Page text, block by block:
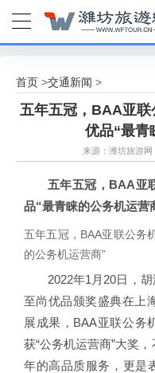
首页 >交通新闻 >
五年五冠，BAA亚联
优品“最青
来源：潍坊旅游网
五年五冠，BAA亚
品“最青睐的公务机运营
五年五冠，BAA亚联公务
的公务机运营商”
2022年1月20日，
至尚优品颁奖盛典在上
展成果，BAA亚联公务
获“公务机运营商”大奖
年的高品质服务，更是